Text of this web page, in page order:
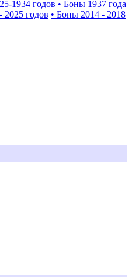
1934 годов • Боны 1937 года
2025 годов • Боны 2014 - 2018